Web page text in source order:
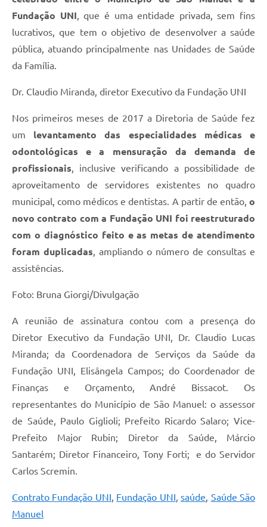
Fundação UNI, que é uma entidade privada, sem fins
lucrativos, que tem o objetivo de desenvolver a saúde
pública, atuando principalmente nas Unidades de Saúde
da Família.
Dr. Claudio Miranda, diretor Executivo da Fundação UNI
Nos primeiros meses de 2017 a Diretoria de Saúde fez
um levantamento das especialidades médicas e
odontológicas e a mensuração da demanda de
profissionais, inclusive verificando a possibilidade de
aproveitamento de servidores existentes no quadro
municipal, como médicos e dentistas. A partir de então, o
novo contrato com a Fundação UNI foi reestruturado
com o diagnóstico feito e as metas de atendimento
foram duplicadas, ampliando o número de consultas e
assistências.
Foto: Bruna Giorgi/Divulgação
A reunião de assinatura contou com a presença do
Diretor Executivo da Fundação UNI, Dr. Claudio Lucas
Miranda; da Coordenadora de Serviços da Saúde da
Fundação UNI, Elisângela Campos; do Coordenador de
Finanças e Orçamento, André Bissacot. Os
representantes do Município de São Manuel: o assessor
de Saúde, Paulo Giglioli; Prefeito Ricardo Salaro; Vice-
Prefeito Major Rubin; Diretor da Saúde, Márcio
Santarém; Diretor Financeiro, Tony Forti; e do Servidor
Carlos Scremin.
Contrato Fundação UNI, Fundação UNI,saúde, Saúde São
Manuel